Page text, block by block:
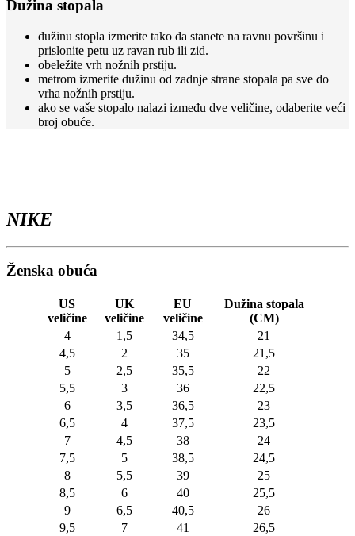
na
Dužina stopala
dužinu stopla izmerite tako da stanete na ravnu površinu i
prislonite petu uz ravan rub ili zid.
obeležite vrh nožnih prstiju.
metrom izmerite dužinu od zadnje strane stopala pa sve do
vrha nožnih prstiju.
ako se vaše stopalo nalazi između dve veličine, odaberite veći
broj obuće.
NIKE
Ženska obuća
US
veličine
UK
veličine
EU
veličine
Dužina stopala
(CM)
4
1,5 34,5
21
4,5
2 35
21,5
5
2,5 35,5
22
5,5
3 36
22,5
6
3,5 36,5
23
6,5
4 37,5
23,5
7
4,5 38
24
7,5
5 38,5
24,5
8
5,5 39
25
8,5
6 40
25,5
9
6,5 40,5
26
9,5
7 41
26,5